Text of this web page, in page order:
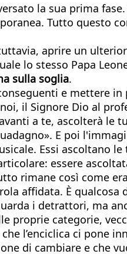
la sua prima
Tutto questo
aprire un
lo stesso Papa
sulla soglia.
e mettere
il Signore Dio al
a te, ascolterà le
E poi
Essi ascoltano
essere
rimane così come
affidata. È
i detrattori, ma
proprie categorie,
l’enciclica ci pone
di cambiare e che